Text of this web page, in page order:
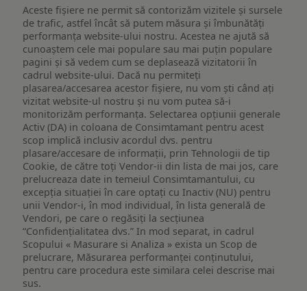
Aceste fișiere ne permit să contorizăm vizitele și sursele
de trafic, astfel încât să putem măsura și îmbunătăți
performanța website-ului nostru. Acestea ne ajută să
cunoaștem cele mai populare sau mai puțin populare
pagini și să vedem cum se deplasează vizitatorii în
cadrul website-ului. Dacă nu permiteți
plasarea/accesarea acestor fișiere, nu vom ști când ați
vizitat website-ul nostru și nu vom putea să-i
monitorizăm performanța. Selectarea opțiunii generale
Activ (DA) in coloana de Consimtamant pentru acest
scop implică inclusiv acordul dvs. pentru
plasare/accesare de informații, prin Tehnologii de tip
Cookie, de către toți Vendor-ii din lista de mai jos, care
prelucreaza date in temeiul Consimtamantului, cu
excepția situației în care optați cu Inactiv (NU) pentru
unii Vendor-i, în mod individual, în lista generală de
Vendori, pe care o regăsiți la secțiunea
“Confidențialitatea dvs.” In mod separat, in cadrul
Scopului « Masurare si Analiza » exista un Scop de
prelucrare, Măsurarea performanței conținutului,
pentru care procedura este similara celei descrise mai
sus.